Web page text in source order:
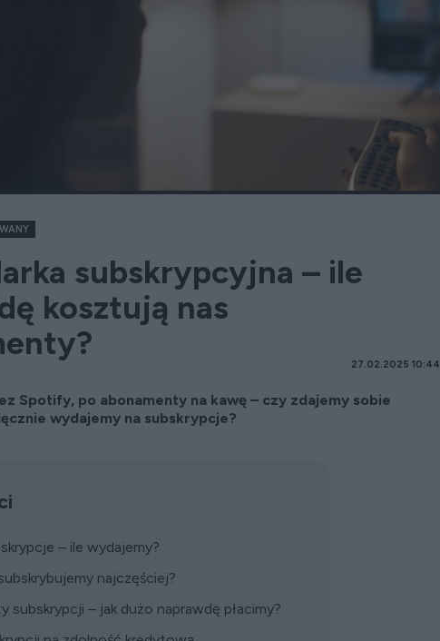
subskrypcyjna – ile
kosztują nas
27.02.2025 10:44
Spotify, po abonamenty na kawę – czy zdajemy sobie
wydajemy na subskrypcje?
– ile wydajemy?
najczęściej?
subskrypcji – jak dużo naprawdę płacimy?